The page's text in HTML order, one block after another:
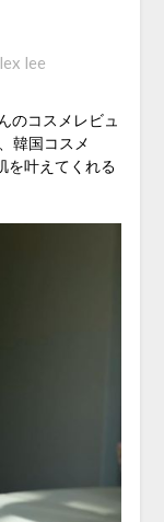
lee
のコスメレビュ
韓国コスメ
を叶えてくれる